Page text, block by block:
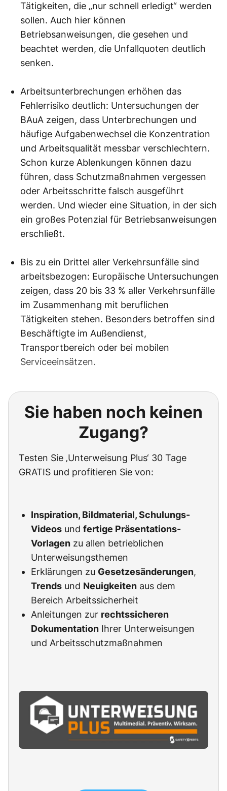
Tätigkeiten, die „nur schnell erledigt“ werden
sollen. Auch hier können
Betriebsanweisungen, die gesehen und
beachtet werden, die Unfallquoten deutlich
senken.
Arbeitsunterbrechungen erhöhen das
Fehlerrisiko deutlich: Untersuchungen der
BAuA zeigen, dass Unterbrechungen und
häufige Aufgabenwechsel die Konzentration
und Arbeitsqualität messbar verschlechtern.
Schon kurze Ablenkungen können dazu
führen, dass Schutzmaßnahmen vergessen
oder Arbeitsschritte falsch ausgeführt
werden. Und wieder eine Situation, in der sich
ein großes Potenzial für Betriebsanweisungen
erschließt.
Bis zu ein Drittel aller Verkehrsunfälle sind
arbeitsbezogen: Europäische Untersuchungen
zeigen, dass 20 bis 33 % aller Verkehrsunfälle
im Zusammenhang mit beruflichen
Tätigkeiten stehen. Besonders betroffen sind
Beschäftigte im Außendienst,
Transportbereich oder bei mobilen
Serviceeinsätzen.
Sie haben noch keinen
Zugang?
Testen Sie ‚Unterweisung Plus‘ 30 Tage
GRATIS und profitieren Sie von:
Inspiration, Bildmaterial, Schulungs-
Videos und fertige Präsentations-
Vorlagen zu allen betrieblichen
Unterweisungsthemen
Erklärungen zu Gesetzesänderungen,
Trends und Neuigkeiten aus dem
Bereich Arbeitssicherheit
Anleitungen zur rechtssicheren
Dokumentation Ihrer Unterweisungen
und Arbeitsschutzmaßnahmen